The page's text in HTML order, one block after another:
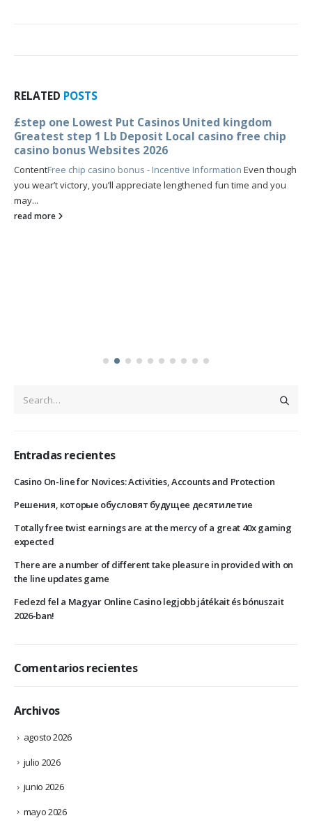
RELATED POSTS
£step one Lowest Put Casinos United kingdom
Greatest step 1 Lb Deposit Local casino free chip
casino bonus Websites 2026
ContentFree chip casino bonus - Incentive Information Even though
you wear’t victory, you’ll appreciate lengthened fun time and you
may...
read more
Entradas recientes
Casino On-line for Novices: Activities, Accounts and Protection
Решения, которые обусловят будущее десятилетие
Totally free twist earnings are at the mercy of a great 40x gaming
expected
There are a number of different take pleasure in provided with on
the line updates game
Fedezd fel a Magyar Online Casino legjobb játékait és bónuszait
2026-ban!
Comentarios recientes
Archivos
agosto 2026
julio 2026
junio 2026
mayo 2026